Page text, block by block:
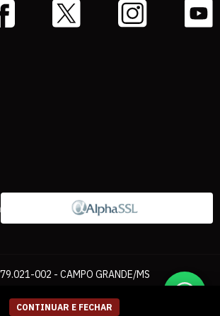
002 - CAMPO GRANDE/MS
CONTINUAR E FECHAR